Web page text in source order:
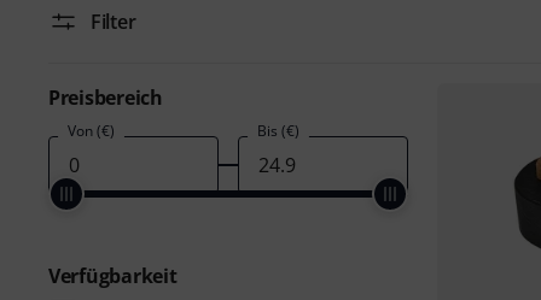
Filter
Preisbereich
Von (€) Bis (€)
Verfügbarkeit